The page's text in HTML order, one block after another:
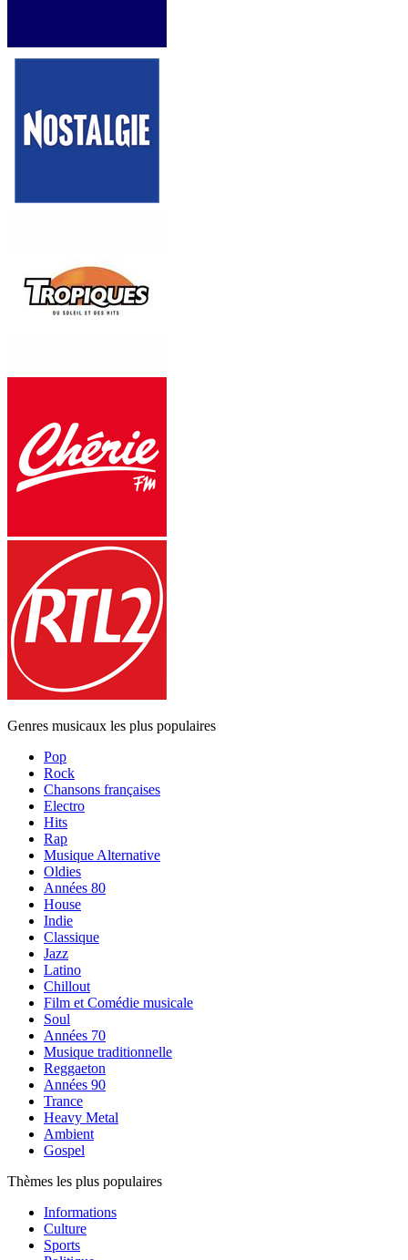
Genres musicaux les plus populaires
Pop
Rock
Chansons françaises
Electro
Hits
Rap
Musique Alternative
Oldies
Années 80
House
Indie
Classique
Jazz
Latino
Chillout
Film et Comédie musicale
Soul
Années 70
Musique traditionnelle
Reggaeton
Années 90
Trance
Heavy Metal
Ambient
Gospel
Thèmes les plus populaires
Informations
Culture
Sports